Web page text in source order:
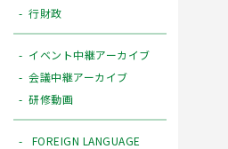
行財政
イベント中継アーカイブ
会議中継アーカイブ
研修動画
FOREIGN LANGUAGE